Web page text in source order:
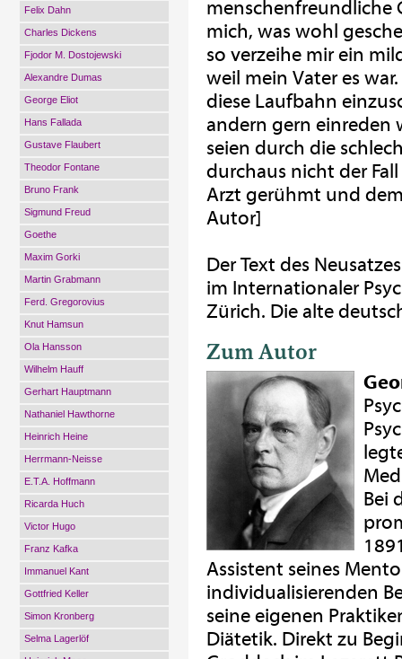
Felix Dahn
Charles Dickens
Fjodor M. Dostojewski
Alexandre Dumas
George Eliot
Hans Fallada
Gustave Flaubert
Theodor Fontane
Bruno Frank
Sigmund Freud
Goethe
Maxim Gorki
Martin Grabmann
Ferd. Gregorovius
Knut Hamsun
Ola Hansson
Wilhelm Hauff
Gerhart Hauptmann
Nathaniel Hawthorne
Heinrich Heine
Herrmann-Neisse
E.T.A. Hoffmann
Ricarda Huch
Victor Hugo
Franz Kafka
Immanuel Kant
Gottfried Keller
Simon Kronberg
Selma Lagerlöf
menschenfreundliche
mich, was wohl
so verzeihe mir ein
weil mein Vater es
diese Laufbahn
andern gern einreden
seien durch die
durchaus nicht der
Arzt gerühmt und
Autor]
Der Text des
im Internationaler
Zürich. Die alte
Zum Autor
Bei
Assistent seines
individualisierenden
seine eigenen
Diätetik. Direkt zu